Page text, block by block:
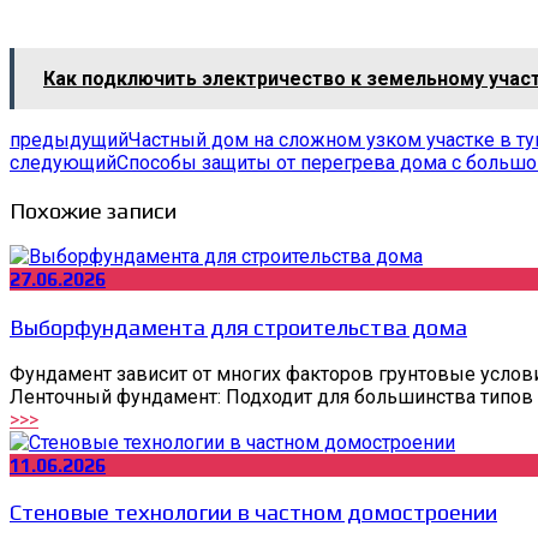
Как подключить электричество к земельному
предыдущийЧастный дом на сложном узком участке в
следующийСпособы защиты от перегрева дома с
Похожие записи
27.06.2026
Выборфундамента для строительства дома
Фундамент зависит от многих факторов грунтовые
Ленточный фундамент: Подходит для большинства
>>>
11.06.2026
Стеновые технологии в частном домостроении